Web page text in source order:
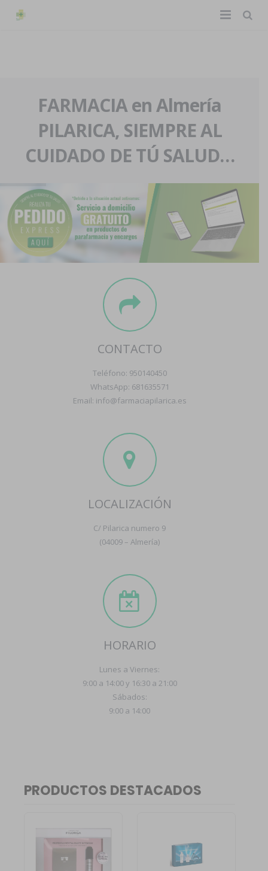
La farmacia
Nuestra historia
Nuestro equipo
Eventos
Servicios y reservas
Pedidos express
Blog
Contacto
Boletín
FARMACIA en Almería
PILARICA, SIEMPRE AL
CUIDADO DE TÚ SALUD…
CONTACTO
Teléfono: 950140450
WhatsApp: 681635571
Email: info@farmaciapilarica.es
LOCALIZACIÓN
C/ Pilarica numero 9
(04009 – Almería)
HORARIO
Lunes a Viernes:
9:00 a 14:00 y 16:30 a 21:00
Sábados:
9:00 a 14:00